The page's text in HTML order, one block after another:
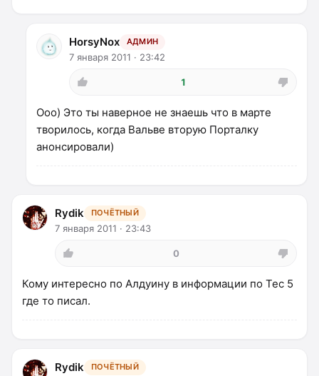
HorsyNox АДМИН
7 января 2011 · 23:42
1
Ооо) Это ты наверное не знаешь что в марте
творилось, когда Вальве вторую Порталку
анонсировали)
Rydik ПОЧЁТНЫЙ
7 января 2011 · 23:43
0
Кому интересно по Алдуину в информации по Тес 5
где то писал.
Rydik ПОЧЁТНЫЙ